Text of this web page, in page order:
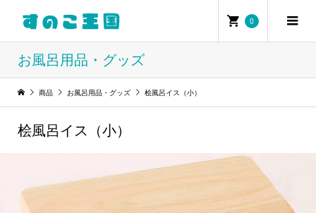
0
お風呂用品・グッズ
商品 お風呂用品・グッズ 桧風呂イス（小）
桧風呂イス（小）